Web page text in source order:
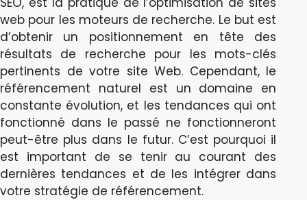
web pour les moteurs de recherche. Le but est
d’obtenir un positionnement en tête des
résultats de recherche pour les mots-clés
pertinents de votre site Web. Cependant, le
référencement naturel est un domaine en
constante évolution, et les tendances qui ont
fonctionné dans le passé ne fonctionneront
peut-être plus dans le futur. C’est pourquoi il
est important de se tenir au courant des
dernières tendances et de les intégrer dans
votre stratégie de référencement.